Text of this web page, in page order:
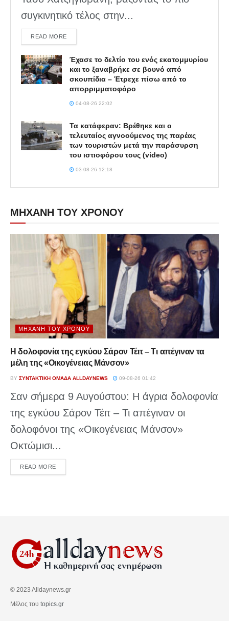
συγκινητικό τέλος στην...
READ MOREDETAILS
Έχασε το δελτίο του ενός εκατομμυρίου
και το ξαναβρήκε σε βουνό από
σκουπίδια – Έτρεχε πίσω από το
απορριμματοφόρο
04-08-26 22:02
Τα κατάφεραν: Βρέθηκε και ο
τελευταίος αγνοούμενος της παρέας
των τουριστών μετά την παράσυρση
του ιστιοφόρου τους (video)
03-08-26 12:18
ΜΗΧΑΝΗ ΤΟΥ ΧΡΟΝΟΥ
ΜΗΧΑΝΉ ΤΟΥ ΧΡΌΝΟΥ
Η δολοφονία της εγκύου Σάρον Τέιτ – Τι απέγιναν τα
μέλη της «Οικογένειας Μάνσον»
BY ΣΥΝΤΑΚΤΙΚΉ ΟΜΆΔΑ ALLDAYNEWS 09-08-26 01:42
Σαν σήμερα 9 Αυγούστου: Η άγρια δολοφονία
της εγκύου Σάρον Τέιτ – Τι απέγιναν οι
δολοφόνοι της «Οικογένειας Μάνσον»
Οκτώμισι...
READ MOREDETAILS
© 2023 Alldaynews.gr
Μέλος του topics.gr